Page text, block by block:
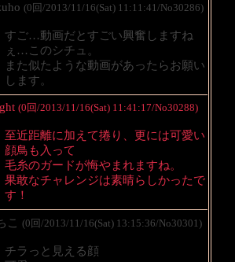
(0回/2013/11/16(Sat) 11:11:41/No30286)
すご…動画だとすごい興奮しますね
ぇ…このシチュ。
また似たような動画があったらお願い
します。
(0回/2013/11/16(Sat) 11:41:17/No30288)
至近距離に加えて捲り、更には可愛い
顔鳥も入って
毛糸のガードが悔やまれますね。
果敢なチャレンジは素晴らしかったで
す！
こ (0回/2013/11/16(Sat) 13:15:36/No30301)
チラっと見える顔